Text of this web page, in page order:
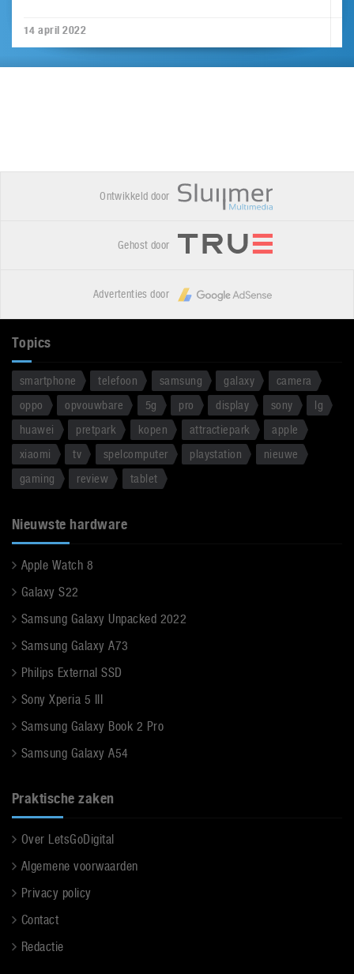
14 april 2022
Ontwikkeld door
Gehost door
Advertenties door
Topics
smartphone telefoon samsung galaxy
camera
oppo
opvouwbare 5g pro display sony
lg
huawei
pretpark kopen attractiepark
apple
xiaomi
tv spelcomputer playstation
nieuwe
gaming
review tablet
Nieuwste hardware
Apple Watch 8
Galaxy S22
Samsung Galaxy Unpacked 2022
Samsung Galaxy A73
Philips External SSD
Sony Xperia 5 III
Samsung Galaxy Book 2 Pro
Samsung Galaxy A54
Praktische zaken
Over LetsGoDigital
Algemene voorwaarden
Privacy policy
Contact
Redactie